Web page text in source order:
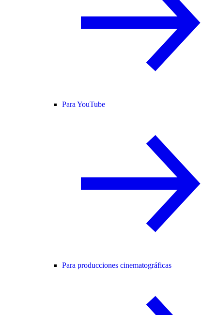
Para YouTube
Para producciones cinematográficas